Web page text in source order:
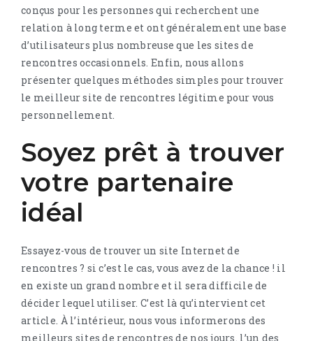
conçus pour les personnes qui recherchent une
relation à long terme et ont généralement une base
d’utilisateurs plus nombreuse que les sites de
rencontres occasionnels. Enfin, nous allons
présenter quelques méthodes simples pour trouver
le meilleur site de rencontres légitime pour vous
personnellement.
Soyez prêt à trouver
votre partenaire
idéal
Essayez-vous de trouver un site Internet de
rencontres ? si c’est le cas, vous avez de la chance ! il
en existe un grand nombre et il sera difficile de
décider lequel utiliser. C’est là qu’intervient cet
article. À l’intérieur, nous vous informerons des
meilleurs sites de rencontres de nos jours. l’un des